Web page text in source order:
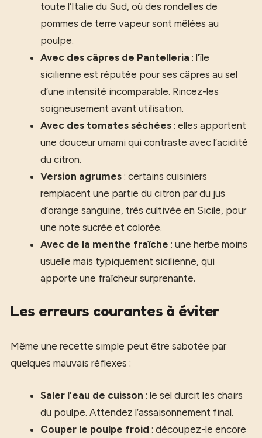
toute l’Italie du Sud, où des rondelles de
pommes de terre vapeur sont mêlées au
poulpe.
Avec des câpres de Pantelleria : l’île
sicilienne est réputée pour ses câpres au sel
d’une intensité incomparable. Rincez-les
soigneusement avant utilisation.
Avec des tomates séchées : elles apportent
une douceur umami qui contraste avec l’acidité
du citron.
Version agrumes : certains cuisiniers
remplacent une partie du citron par du jus
d’orange sanguine, très cultivée en Sicile, pour
une note sucrée et colorée.
Avec de la menthe fraîche : une herbe moins
usuelle mais typiquement sicilienne, qui
apporte une fraîcheur surprenante.
Les erreurs courantes à éviter
Même une recette simple peut être sabotée par
quelques mauvais réflexes :
Saler l’eau de cuisson : le sel durcit les chairs
du poulpe. Attendez l’assaisonnement final.
Couper le poulpe froid : découpez-le encore